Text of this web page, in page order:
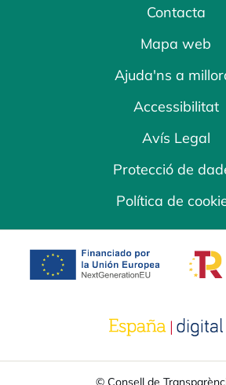
Contacta
Mapa web
Ajuda'ns a
Accessibilitat
Avís Legal
Protecció de
Política de
opens in a new tab
opens
© Consell de